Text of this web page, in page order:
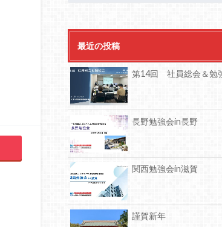
最近の投稿
第14回 社員総会＆勉
長野勉強会in長野
関西勉強会in滋賀
謹賀新年